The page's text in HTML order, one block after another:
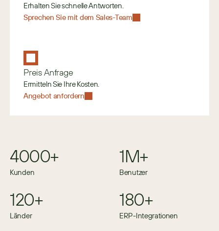
Erhalten Sie schnelle Antworten.
Sprechen Sie mit dem Sales-Team
Preis Anfrage
Ermitteln Sie Ihre Kosten.
Angebot anfordern
4000+
Kunden
1M+
Benutzer
120+
Länder
180+
ERP-Integrationen